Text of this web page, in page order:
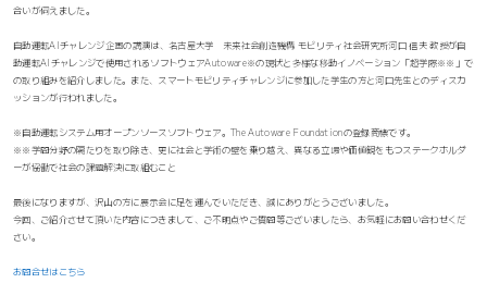
合いが伺えました。
自動運転AIチャレンジ企画の講演は、名古屋大学 未来社会創造機構 モビリティ社会研究所河口 信夫 教授が自
動運転AIチャレンジで使用されるソフトウェアAutoware※の現状と多様な移動イノベーション「超学際※※ 」で
の取り組みを紹介しました。また、スマートモビリティチャレンジに参加した学生の方と河口先生とのディスカ
ッションが行われました。
※自動運転システム用オープンソースソフトウェア。The Autoware Foundationの登録商標です。
※※学問分野の隔たりを取り除き、更に社会と学術の壁を乗り越え、異なる立場や価値観をもつステークホルダ
ーが協働で社会の課題解決に取組むこと
最後になりますが、沢山の方に展示会に足を運んでいただき、誠にありがとうございました。
今回、ご紹介させて頂いた内容につきまして、ご不明点やご質問等ございましたら、お気軽にお問い合わせくだ
さい。
お問合せはこちら